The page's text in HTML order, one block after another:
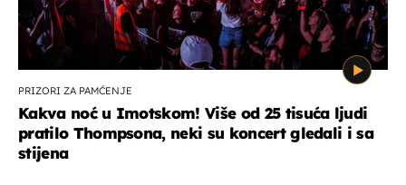
PRIZORI ZA PAMĆENJE
Kakva noć u Imotskom! Više od 25 tisuća ljudi
pratilo Thompsona, neki su koncert gledali i sa
stijena